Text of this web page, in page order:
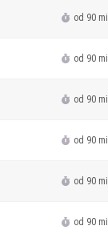
od 90
od 90
od 90
od 90
od 90
od 90